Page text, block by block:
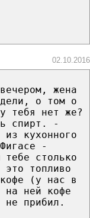
02.10.2016
жена
о том о
тебя нет же?
спирт. -
кухонного
-
столько
топливо
(у нас в
на ней кофе
не прибил.